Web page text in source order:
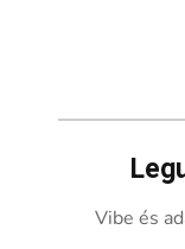
Vibe és